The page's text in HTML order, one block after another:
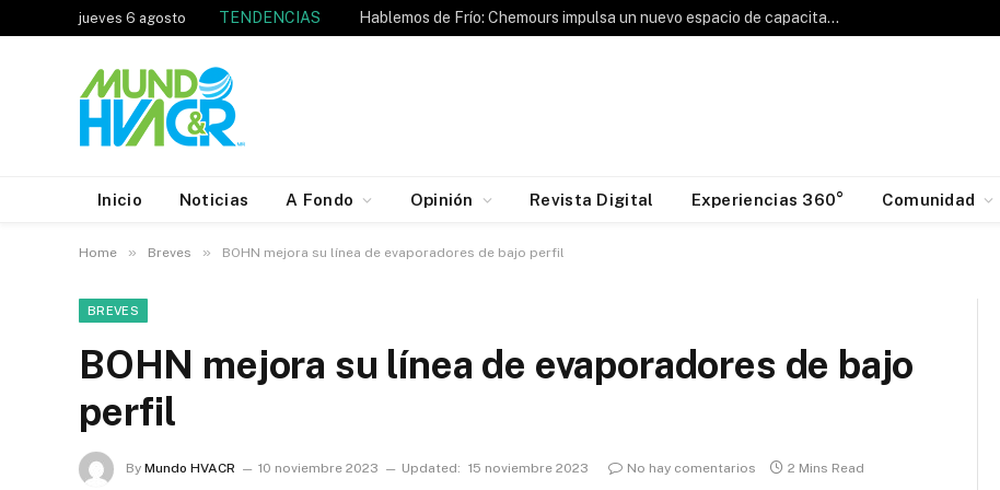
jueves 6 agosto TENDENCIAS Hablemos de Frío: Chemours impulsa un nuevo espacio de capacitación para la industria HVAC&R
Inicio Noticias A Fondo Opinión Revista Digital Experiencias 360° Comunidad
Home » Breves » BOHN mejora su línea de evaporadores de bajo perfil
BREVES
BOHN mejora su línea de evaporadores de bajo
perfil
By Mundo HVACR 10 noviembre 2023 Updated: 15 noviembre 2023 No hay comentarios 2 Mins Read